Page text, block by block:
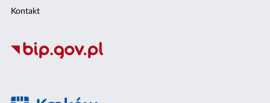
Kontakt